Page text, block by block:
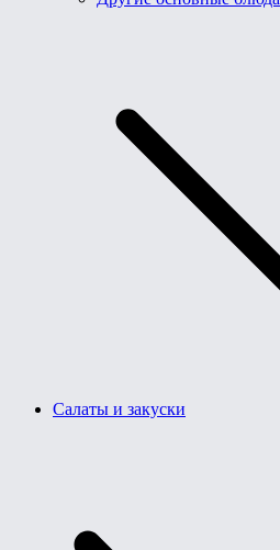
Салаты и закуски